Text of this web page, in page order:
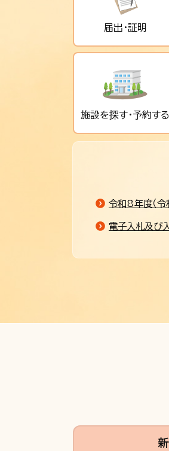
届出・証明
施設を探す・予約する
令和8年度（
電子入札及び